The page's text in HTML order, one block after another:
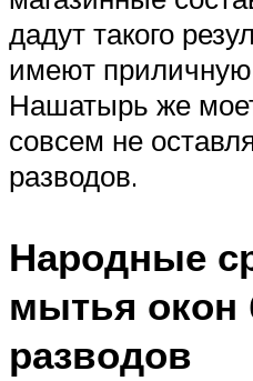
дадут такого
имеют
Нашатырь же
совсем не
разводов.
Народные
мытья окон
разводов